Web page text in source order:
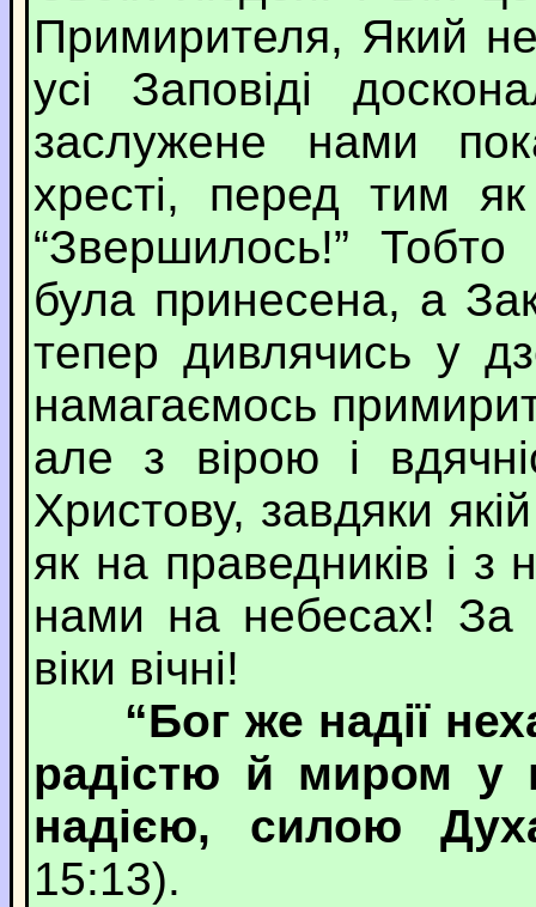
Примирителя, Який
усі Заповіді
заслужене нами
хресті, перед тим
“Звершилось!”
була принесена, а
тепер дивлячись у
намагаємось
але з вірою і
Христову, завдяки
як на праведників і з
нами на небесах!
віки вічні!
“Бог же надії
радістю й миром у
надією, силою
15:13).